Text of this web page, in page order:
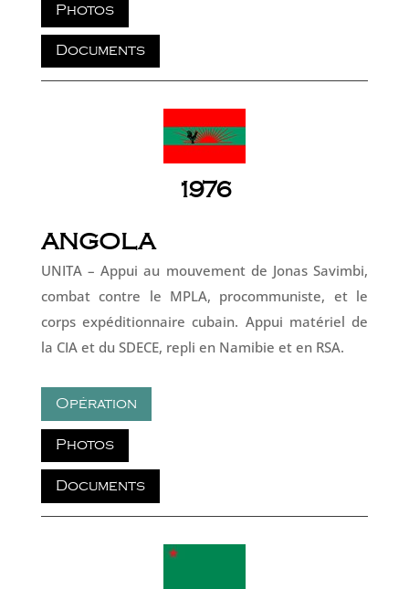
Photos
Documents
1976
ANGOLA
UNITA – Appui au mouvement de Jonas Savimbi,
combat contre le MPLA, procommuniste, et le
corps expéditionnaire cubain. Appui matériel de
la CIA et du SDECE, repli en Namibie et en RSA.
Opération
Photos
Documents